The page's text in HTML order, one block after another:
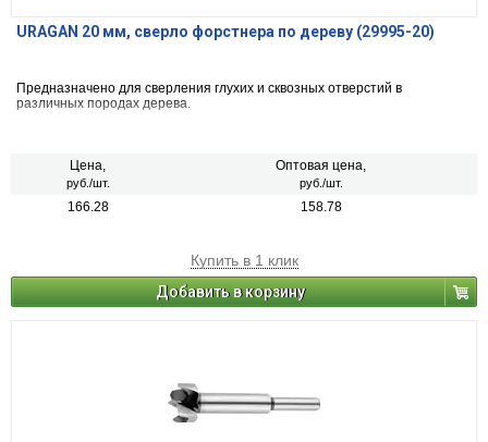
URAGAN 20 мм, cверло форстнера по дереву (29995-20)
Предназначено для сверления глухих и сквозных отверстий в
различных породах дерева.
Цена,
руб./шт.
Оптовая цена,
руб./шт.
166.28 158.78
Купить в 1 клик
Добавить в корзину